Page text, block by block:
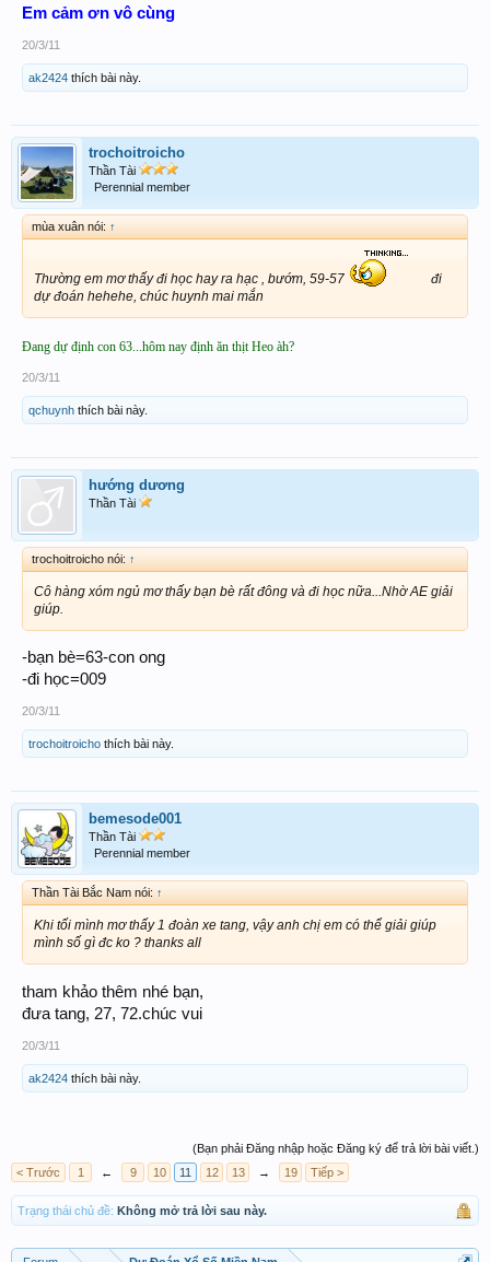
Em cảm ơn vô cùng
20/3/11
ak2424 thích bài này.
trochoitroicho
Thần Tài
Perennial member
mùa xuân nói: ↑
Thường em mơ thấy đi học hay ra hạc , bướm, 59-57
đi
dự đoán hehehe, chúc huynh mai mắn
Đang dự định con 63...hôm nay định ăn thịt Heo àh?
20/3/11
qchuynh thích bài này.
hướng dương
Thần Tài
trochoitroicho nói: ↑
Cô hàng xóm ngủ mơ thấy bạn bè rất đông và đi học nữa...Nhờ AE giải
giúp.
-bạn bè=63-con ong
-đi học=009
20/3/11
trochoitroicho thích bài này.
bemesode001
Thần Tài
Perennial member
Thần Tài Bắc Nam nói: ↑
Khi tối mình mơ thấy 1 đoàn xe tang, vậy anh chị em có thể giải giúp
mình số gì đc ko ? thanks all
tham khảo thêm nhé bạn,
đưa tang, 27, 72.chúc vui
20/3/11
ak2424 thích bài này.
(Bạn phải Đăng nhập hoặc Đăng ký để trả lời bài viết.)
< Trước
1 ← 9 10 11 12 13 → 19 Tiếp >
Trạng thái chủ đề: Không mở trả lời sau này.